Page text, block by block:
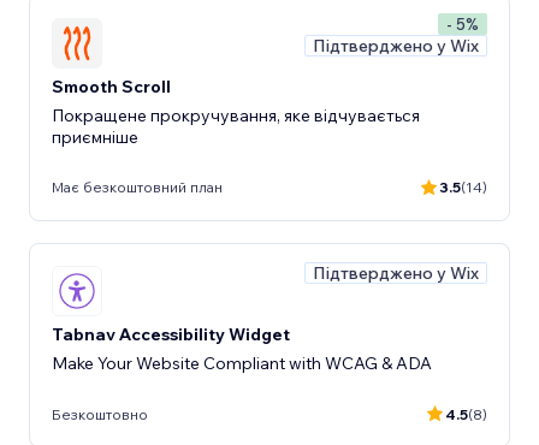
- 5%
Підтверджено у Wix
Smooth Scroll
Покращене прокручування, яке відчувається
приємніше
Має безкоштовний план 3.5(14)
Підтверджено у Wix
Tabnav Accessibility Widget
Make Your Website Compliant with WCAG & ADA
Безкоштовно 4.5(8)